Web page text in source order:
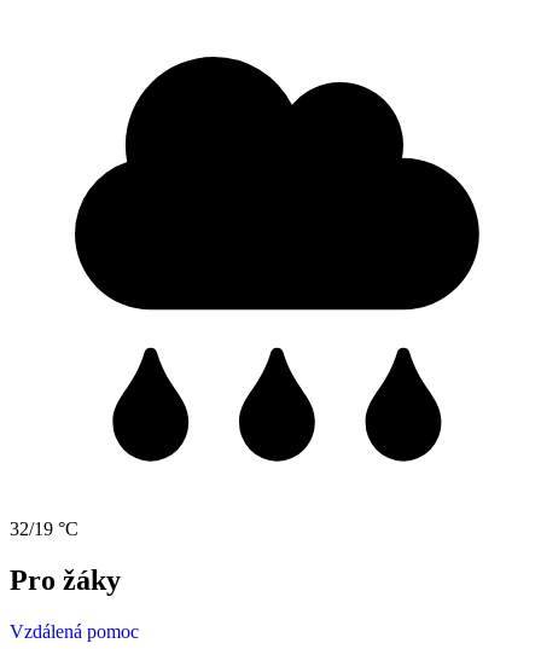
32/19 °C
Pro žáky
Vzdálená pomoc